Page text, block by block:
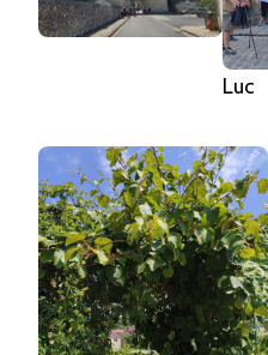
Luc